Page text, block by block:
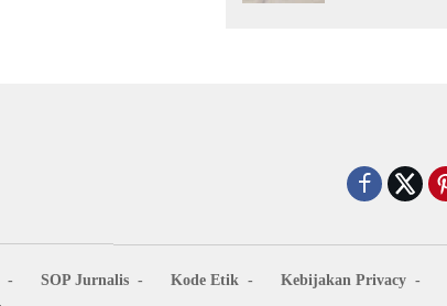
SOP Jurnalis Kode Etik Kebijakan Privacy